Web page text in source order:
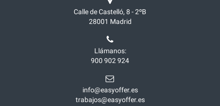
Calle de Castelló, 8 - 2ºB
28001 Madrid
Llámanos:
900 902 924
info@easyoffer.es
trabajos@easyoffer.es